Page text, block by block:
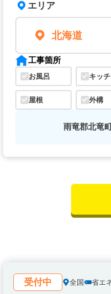
エリア
北海道
工事箇所
お風呂 キッ
屋根 外構
雨竜郡北竜
受付中 全国 省エ